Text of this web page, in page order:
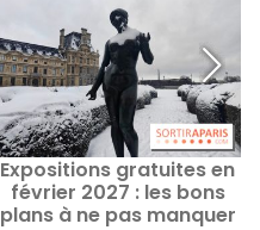
Expositions gratuites en
février 2027 : les bons
plans à ne pas manquer